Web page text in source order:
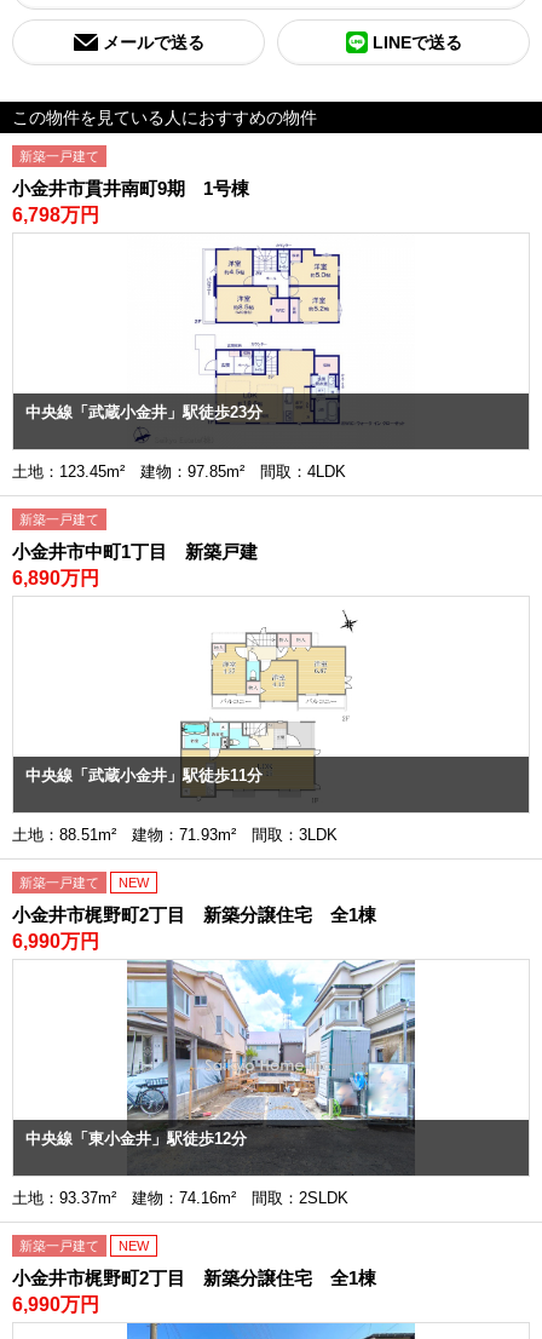
メールで送る LINEで送る
この物件を見ている人におすすめの物件
新築一戸建て
小金井市貫井南町9期 1号棟
6,798万円
中央線「武蔵小金井」駅徒歩23分
土地：123.45m² 建物：97.85m² 間取：4LDK
新築一戸建て
小金井市中町1丁目 新築戸建
6,890万円
中央線「武蔵小金井」駅徒歩11分
土地：88.51m² 建物：71.93m² 間取：3LDK
新築一戸建て NEW
小金井市梶野町2丁目 新築分譲住宅 全1棟
6,990万円
中央線「東小金井」駅徒歩12分
土地：93.37m² 建物：74.16m² 間取：2SLDK
新築一戸建て NEW
小金井市梶野町2丁目 新築分譲住宅 全1棟
6,990万円